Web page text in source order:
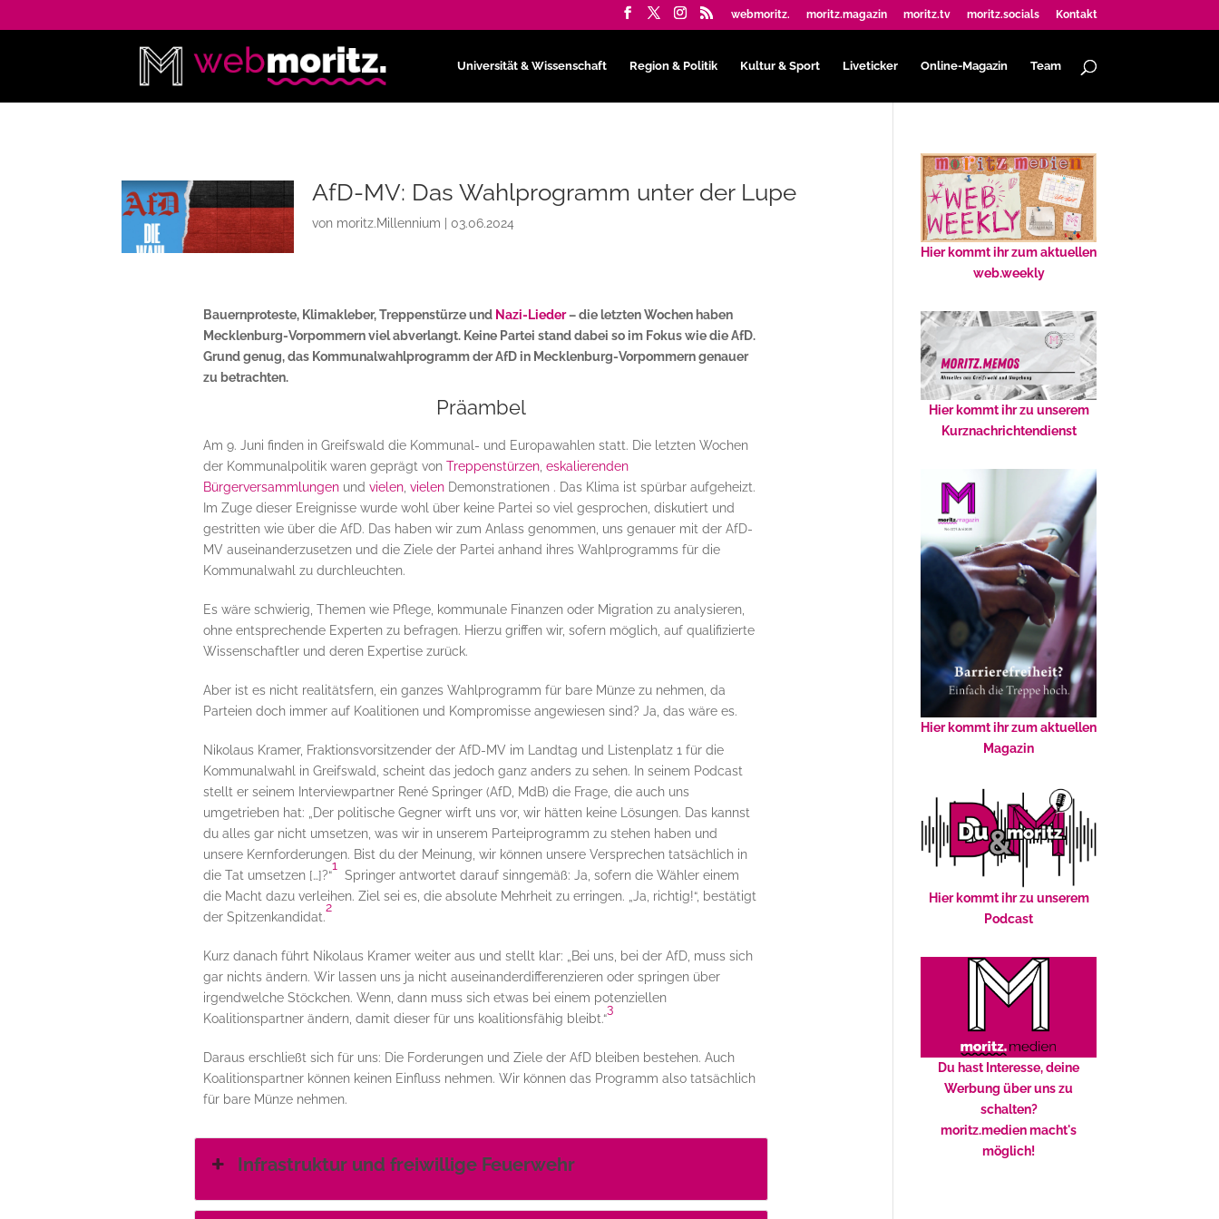
webmoritz. moritz.magazin moritz.tv moritz.socials Kontakt
Universität & Wissenschaft Region & Politik Kultur & Sport Liveticker Online-Magazin Team
AfD-MV: Das Wahlprogramm unter der Lupe
von moritz.Millennium |03.06.2024
Bauernproteste, Klimakleber, Treppenstürze und Nazi-Lieder– die letzten Wochen haben
Mecklenburg-Vorpommern viel abverlangt. Keine Partei stand dabei so im Fokus wie die AfD.
Grund genug, das Kommunalwahlprogramm der AfD in Mecklenburg-Vorpommern genauer
zu betrachten.
Präambel
Am 9. Juni finden in Greifswald die Kommunal- und Europawahlen statt. Die letzten Wochen
der Kommunalpolitik waren geprägt von Treppenstürzen, eskalierenden
Bürgerversammlungenund vielen, vielenDemonstrationen . Das Klima ist spürbar aufgeheizt.
Im Zuge dieser Ereignisse wurde wohl über keine Partei so viel gesprochen, diskutiert und
gestritten wie über die AfD. Das haben wir zum Anlass genommen, uns genauer mit der AfD-
MV auseinanderzusetzen und die Ziele der Partei anhand ihres Wahlprogramms für die
Kommunalwahl zu durchleuchten.
Es wäre schwierig, Themen wie Pflege, kommunale Finanzen oder Migration zu analysieren,
ohne entsprechende Experten zu befragen. Hierzu griffen wir, sofern möglich, auf qualifizierte
Wissenschaftler und deren Expertise zurück.
Aber ist es nicht realitätsfern, ein ganzes Wahlprogramm für bare Münze zu nehmen, da
Parteien doch immer auf Koalitionen und Kompromisse angewiesen sind? Ja, das wäre es.
Nikolaus Kramer, Fraktionsvorsitzender der AfD-MV im Landtag und Listenplatz 1 für die
Kommunalwahl in Greifswald, scheint das jedoch ganz anders zu sehen. In seinem Podcast
stellt er seinem Interviewpartner René Springer (AfD, MdB) die Frage, die auch uns
umgetrieben hat: „Der politische Gegner wirft uns vor, wir hätten keine Lösungen. Das kannst
du alles gar nicht umsetzen, was wir in unserem Parteiprogramm zu stehen haben und
unsere Kernforderungen. Bist du der Meinung, wir können unsere Versprechen tatsächlich in
die Tat umsetzen […]?“
1
Springer antwortet darauf sinngemäß: Ja, sofern die Wähler einem
die Macht dazu verleihen. Ziel sei es, die absolute Mehrheit zu erringen. „Ja, richtig!“, bestätigt
der Spitzenkandidat.
2
Kurz danach führt Nikolaus Kramer weiter aus und stellt klar: „Bei uns, bei der AfD, muss sich
gar nichts ändern. Wir lassen uns ja nicht auseinanderdifferenzieren oder springen über
irgendwelche Stöckchen. Wenn, dann muss sich etwas bei einem potenziellen
Koalitionspartner ändern, damit dieser für uns koalitionsfähig bleibt.“
3
Daraus erschließt sich für uns: Die Forderungen und Ziele der AfD bleiben bestehen. Auch
Koalitionspartner können keinen Einfluss nehmen. Wir können das Programm also tatsächlich
für bare Münze nehmen.
Infrastruktur und freiwillige Feuerwehr
Hier kommt ihr zum aktuellen
web.weekly
Hier kommt ihr zu unserem
Kurznachrichtendienst
Hier kommt ihr zum aktuellen
Magazin
Hier kommt ihr zu unserem
Podcast
Du hast Interesse, deine
Werbung über uns zu
schalten?
moritz.medien macht's
möglich!